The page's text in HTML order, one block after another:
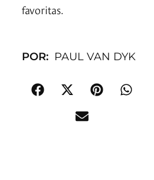
favoritas.
POR: PAUL VAN DYK